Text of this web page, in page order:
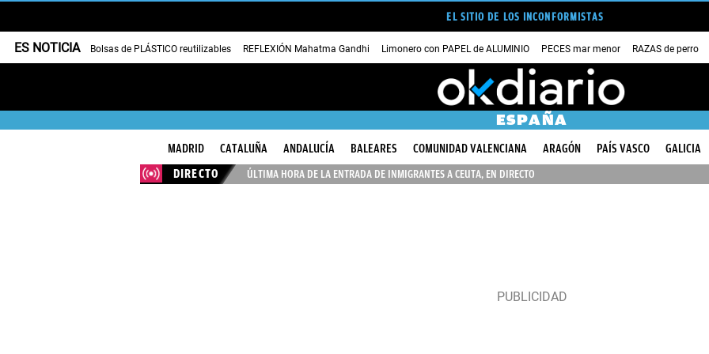
EL SITIO DE LOS INCONFORMISTAS
ES NOTICIA Bolsas de PLÁSTICO reutilizables REFLEXIÓN Mahatma Gandhi Limonero con PAPEL de ALUMINIO PECES mar menor RAZAS de perro
ESPAÑA
MADRID CATALUÑA ANDALUCÍA BALEARES COMUNIDAD VALENCIANA ARAGÓN PAÍS VASCO GALICIA
DIRECTO
ÚLTIMA HORA DE LA ENTRADA DE INMIGRANTES A CEUTA, EN DIRECTO